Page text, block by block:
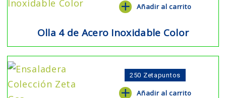
Añadir al carrito
Olla 4 de Acero Inoxidable Color
250 Zetapuntos
Añadir al carrito